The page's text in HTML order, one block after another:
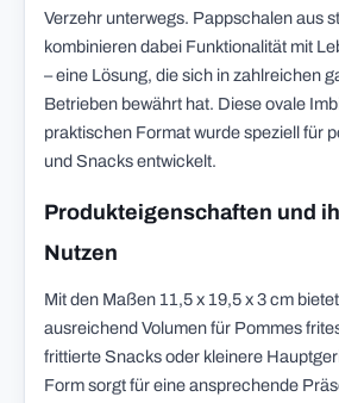
Verzehr unterwegs. Pappschalen aus
kombinieren dabei Funktionalität mit
– eine Lösung, die sich in zahlreichen
Betrieben bewährt hat. Diese ovale
praktischen Format wurde speziell für
und Snacks entwickelt.
Produkteigenschaften und
Nutzen
Mit den Maßen 11,5 x 19,5 x 3 cm
ausreichend Volumen für Pommes
frittierte Snacks oder kleinere
Form sorgt für eine ansprechende